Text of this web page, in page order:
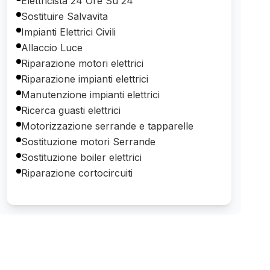
Sostituire Salvavita
Impianti Elettrici Civili
Allaccio Luce
Riparazione motori elettrici
Riparazione impianti elettrici
Manutenzione impianti elettrici
Ricerca guasti elettrici
Motorizzazione serrande e tapparelle
Sostituzione motori Serrande
Sostituzione boiler elettrici
Riparazione cortocircuiti